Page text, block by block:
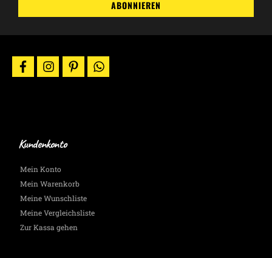
&
E-
Mail.
Wir
Laufenden.
ABONNIEREN
facebookinstagrampinterestwhatsapp
Kundenkonto
Mein Konto
Mein Warenkorb
Meine Wunschliste
Meine Vergleichsliste
Zur Kassa gehen